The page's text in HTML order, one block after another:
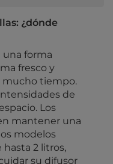
¿dónde
una forma
fresco y
mucho tiempo.
de
Los
mantener una
modelos
2 litros,
su difusor